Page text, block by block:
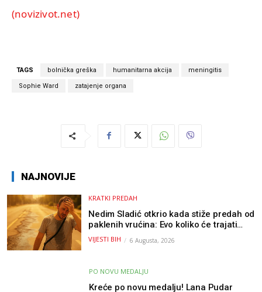
(novizivot.net)
TAGS bolnička greška humanitarna akcija meningitis
Sophie Ward zatajenje organa
NAJNOVIJE
KRATKI PREDAH
Nedim Sladić otkrio kada stiže predah od
paklenih vrućina: Evo koliko će trajati
osvježenje u BiH
VIJESTI BIH 6 Augusta, 2026
PO NOVU MEDALJU
Kreće po novu medalju! Lana Pudar